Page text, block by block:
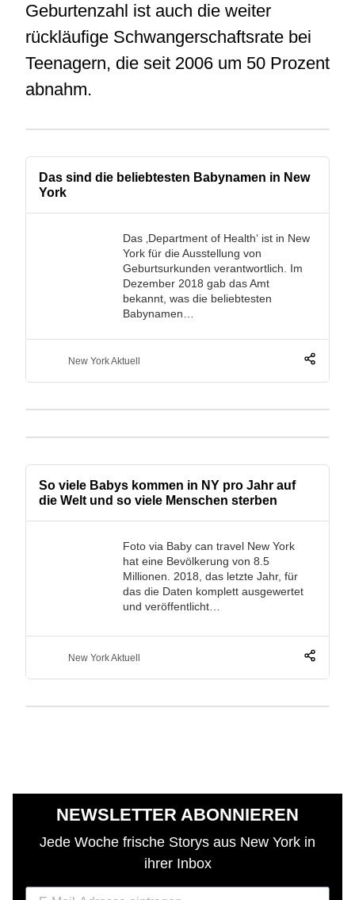
Geburtenzahl ist auch die weiter
rückläufige Schwangerschaftsrate bei
Teenagern, die seit 2006 um 50 Prozent
abnahm.
Das sind die beliebtesten Babynamen in New
York
Das ‚Department of Health‘ ist in New
York für die Ausstellung von
Geburtsurkunden verantwortlich. Im
Dezember 2018 gab das Amt
bekannt, was die beliebtesten
Babynamen…
New York Aktuell
So viele Babys kommen in NY pro Jahr auf
die Welt und so viele Menschen sterben
Foto via Baby can travel New York
hat eine Bevölkerung von 8.5
Millionen. 2018, das letzte Jahr, für
das die Daten komplett ausgewertet
und veröffentlicht…
New York Aktuell
NEWSLETTER ABONNIEREN
Jede Woche frische Storys aus New York in
ihrer Inbox